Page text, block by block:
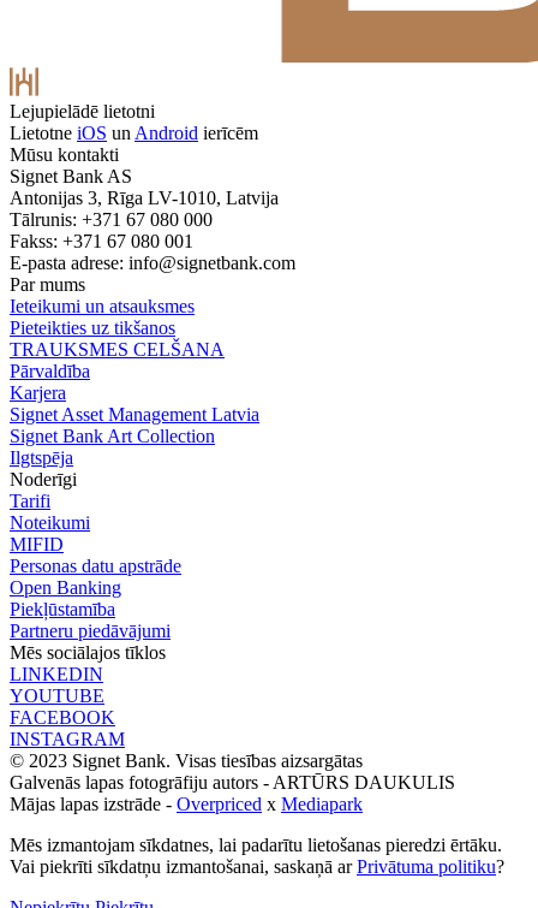
Lejupielādē lietotni
Lietotne iOS un Android ierīcēm
Mūsu kontakti
Signet Bank AS
Antonijas 3, Rīga LV-1010, Latvija
Tālrunis: +371 67 080 000
Fakss: +371 67 080 001
E-pasta adrese: info@signetbank.com
Par mums
Ieteikumi un atsauksmes
Pieteikties uz tikšanos
TRAUKSMES CELŠANA
Pārvaldība
Karjera
Signet Asset Management Latvia
Signet Bank Art Collection
Ilgtspēja
Noderīgi
Tarifi
Noteikumi
MIFID
Personas datu apstrāde
Open Banking
Piekļūstamība
Partneru piedāvājumi
Mēs sociālajos tīklos
LINKEDIN
YOUTUBE
FACEBOOK
INSTAGRAM
© 2023 Signet Bank. Visas tiesības aizsargātas
Galvenās lapas fotogrāfiju autors - ARTŪRS DAUKULIS
Mājas lapas izstrāde - Overpriced x Mediapark
Mēs izmantojam sīkdatnes, lai padarītu lietošanas pieredzi ērtāku.
Vai piekrīti sīkdatņu izmantošanai, saskaņā arPrivātuma politiku?